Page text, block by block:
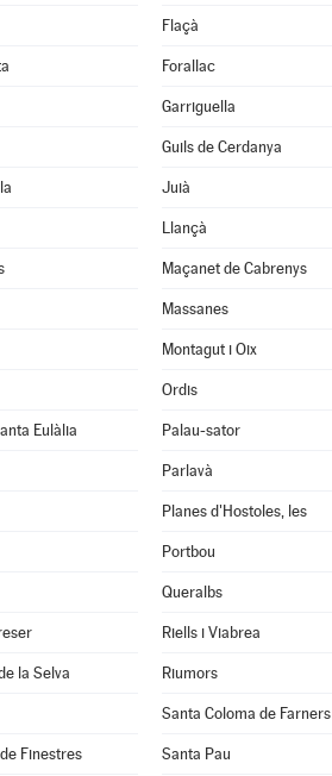
Flaçà
Forallac
Garriguella
Guils de Cerdanya
Juià
Llançà
Maçanet de Cabrenys
Massanes
Montagut i Oix
Ordis
Eulàlia Palau-sator
Parlavà
Planes d'Hostoles, les
Portbou
Queralbs
Riells i Viabrea
la Selva Riumors
Santa Coloma de Farners
Finestres Santa Pau